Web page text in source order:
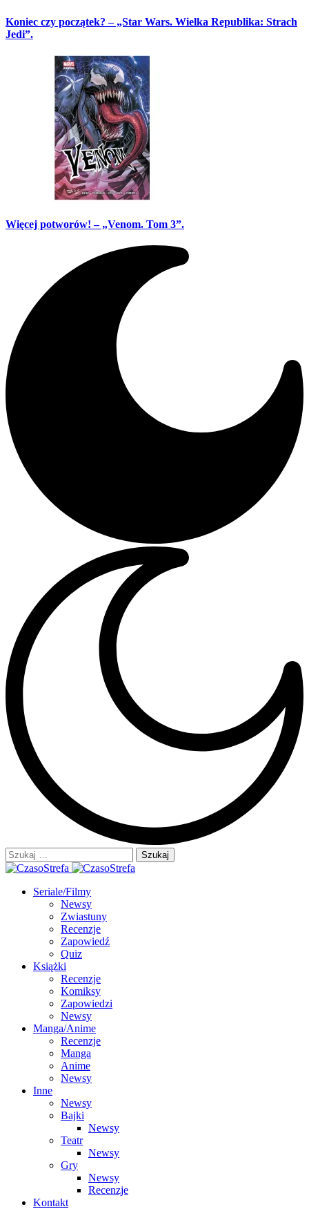
Koniec czy początek? – „Star Wars. Wielka Republika: Strach
Jedi”.
Więcej potworów! – „Venom. Tom 3”.
Szukaj:
Seriale/Filmy
Newsy
Zwiastuny
Recenzje
Zapowiedź
Quiz
Książki
Recenzje
Komiksy
Zapowiedzi
Newsy
Manga/Anime
Recenzje
Manga
Anime
Newsy
Inne
Newsy
Bajki
Newsy
Teatr
Newsy
Gry
Newsy
Recenzje
Kontakt